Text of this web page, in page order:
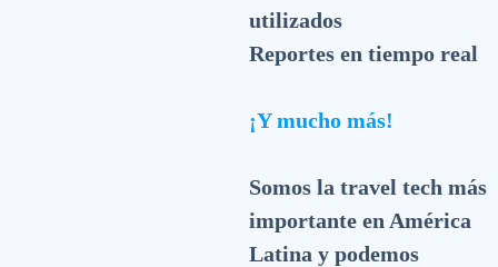
utilizados
Reportes en tiempo real
¡Y mucho más!
Somos la travel tech más
importante en América
Latina y podemos